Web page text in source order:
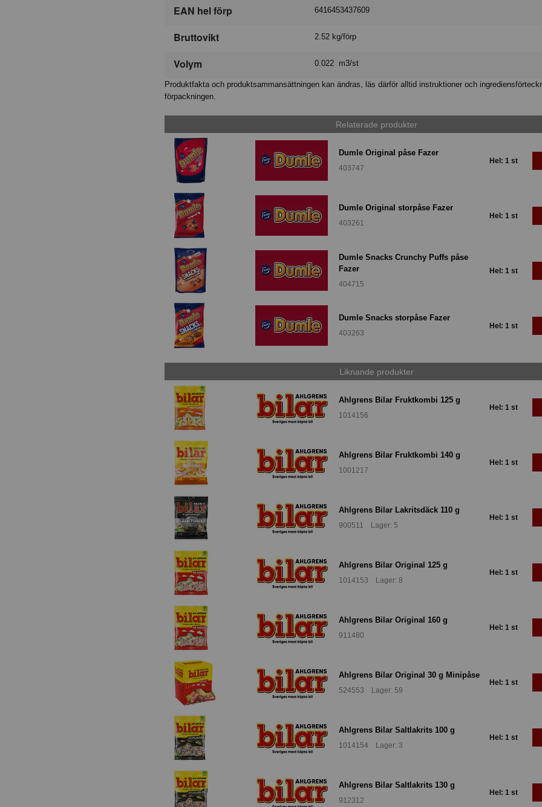
EAN hel förp 6416453437609
Bruttovikt 2.52 kg/förp
Volym 0.022 m3/st
Produktfakta och produktsammansättningen kan ändras, läs därför alltid instruktioner och
förpackningen.
Relaterade produkter
Dumle Original påse Fazer
403747
Hel: 1 st
Dumle Original storpåse Fazer
403261
Hel: 1 st
Dumle Snacks Crunchy Puffs påse
Fazer
404715
Hel: 1 st
Dumle Snacks storpåse Fazer
403263
Hel: 1 st
Liknande produkter
Ahlgrens Bilar Fruktkombi 125 g
1014156
Hel: 1 st
Ahlgrens Bilar Fruktkombi 140 g
1001217
Hel: 1 st
Ahlgrens Bilar Lakritsdäck 110 g
900511 Lager: 5
Hel: 1 st
Ahlgrens Bilar Original 125 g
1014153 Lager: 8
Hel: 1 st
Ahlgrens Bilar Original 160 g
911480
Hel: 1 st
Ahlgrens Bilar Original 30 g Minipåse
524553 Lager: 59
Hel: 1 st
Ahlgrens Bilar Saltlakrits 100 g
1014154 Lager: 3
Hel: 1 st
Ahlgrens Bilar Saltlakrits 130 g
912312
Hel: 1 st